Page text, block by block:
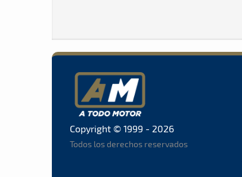
Copyright © 1999 - 2026
Todos los derechos reservados